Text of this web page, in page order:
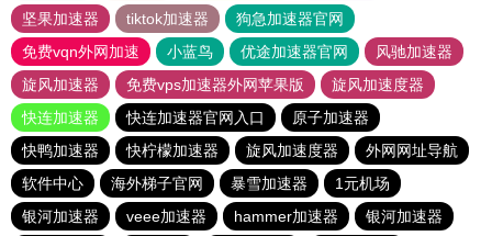
坚果加速器
tiktok加速器
狗急加速器官网
免费vqn外网加速
小蓝鸟 优途加速器官网
风驰加速器
旋风加速器
免费vps加速器外网苹果版
旋风加速度器
快连加速器
快连加速器官网入口
原子加速器
快鸭加速器
快柠檬加速器 旋风加速度器
外网网址导航
软件中心
海外梯子官网 暴雪加速器
1元机场
银河加速器
veee加速器 hammer加速器 银河加速器